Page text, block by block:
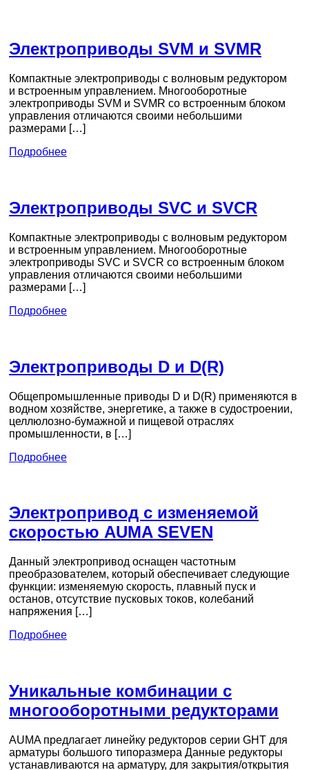
Электроприводы SVM и SVMR
Компактные электроприводы с волновым редуктором
и встроенным управлением. Многооборотные
электроприводы SVM и SVMR со встроенным блоком
управления отличаются своими небольшими
размерами […]
Подробнее
Электроприводы SVC и SVCR
Компактные электроприводы с волновым редуктором
и встроенным управлением. Многооборотные
электроприводы SVC и SVCR со встроенным блоком
управления отличаются своими небольшими
размерами […]
Подробнее
Электроприводы D и D(R)
Общепромышленные приводы D и D(R) применяются в
водном хозяйстве, энергетике, а также в судостроении,
целлюлозно-бумажной и пищевой отраслях
промышленности, в […]
Подробнее
Электропривод с изменяемой
скоростью AUMA SEVEN
Данный электропривод оснащен частотным
преобразователем, который обеспечивает следующие
функции: изменяемую скорость, плавный пуск и
останов, отсутствие пусковых токов, колебаний
напряжения […]
Подробнее
Уникальные комбинации с
многооборотными редукторами
AUMA предлагает линейку редукторов серии GHT для
арматуры большого типоразмера Данные редукторы
устанавливаются на арматуру, для закрытия/открытия